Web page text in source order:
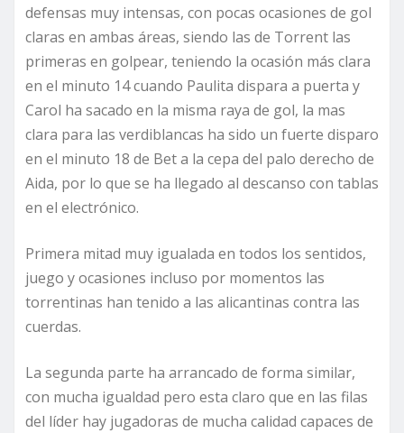
defensas muy intensas, con pocas ocasiones de gol
claras en ambas áreas, siendo las de Torrent las
primeras en golpear, teniendo la ocasión más clara
en el minuto 14 cuando Paulita dispara a puerta y
Carol ha sacado en la misma raya de gol, la mas
clara para las verdiblancas ha sido un fuerte disparo
en el minuto 18 de Bet a la cepa del palo derecho de
Aida, por lo que se ha llegado al descanso con tablas
en el electrónico.
Primera mitad muy igualada en todos los sentidos,
juego y ocasiones incluso por momentos las
torrentinas han tenido a las alicantinas contra las
cuerdas.
La segunda parte ha arrancado de forma similar,
con mucha igualdad pero esta claro que en las filas
del líder hay jugadoras de mucha calidad capaces de